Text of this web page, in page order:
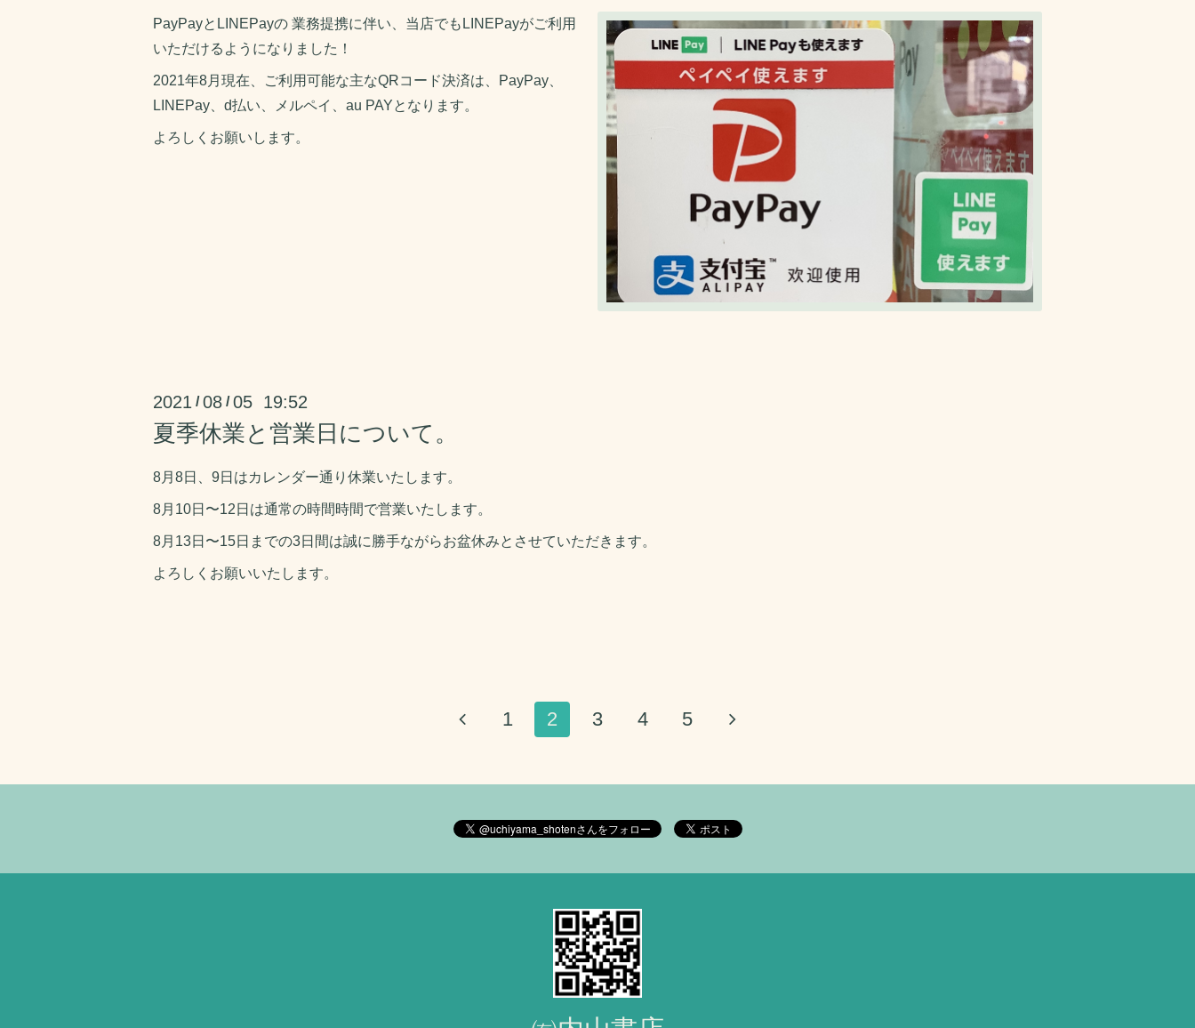
PayPayとLINEPayの 業務提携に伴い、当店でもLINEPayがご利用
いただけるようになりました！
2021年8月現在、ご利用可能な主なQRコード決済は、PayPay、
LINEPay、d払い、メルペイ、au PAYとなります。
よろしくお願いします。
2021 / 08 / 05 19:52
夏季休業と営業日について。
8月8日、9日はカレンダー通り休業いたします。
8月10日〜12日は通常の時間時間で営業いたします。
8月13日〜15日までの3日間は誠に勝手ながらお盆休みとさせていただきます。
よろしくお願いいたします。
1 2 3 4 5